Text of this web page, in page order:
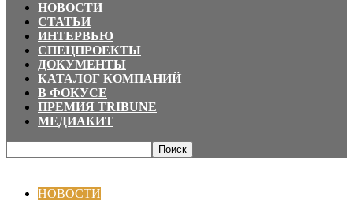
НОВОСТИ
СТАТЬИ
ИНТЕРВЬЮ
СПЕЦПРОЕКТЫ
ДОКУМЕНТЫ
КАТАЛОГ КОМПАНИЙ
В ФОКУСЕ
ПРЕМИЯ TRIBUNE
МЕДИАКИТ
НОВОСТИ